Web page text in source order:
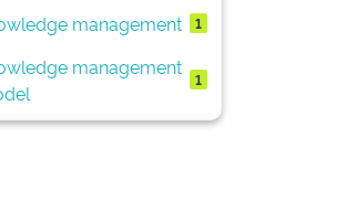
management 1
management
1